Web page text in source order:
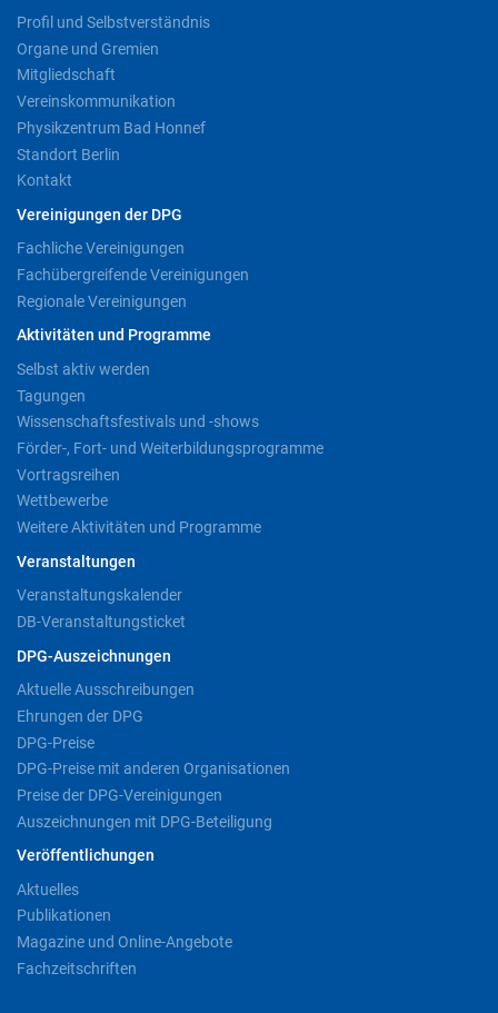
Profil und Selbstverständnis
Organe und Gremien
Mitgliedschaft
Vereinskommunikation
Physikzentrum Bad Honnef
Standort Berlin
Kontakt
Vereinigungen der DPG
Fachliche Vereinigungen
Fachübergreifende Vereinigungen
Regionale Vereinigungen
Aktivitäten und Programme
Selbst aktiv werden
Tagungen
Wissenschaftsfestivals und -shows
Förder-, Fort- und Weiterbildungsprogramme
Vortragsreihen
Wettbewerbe
Weitere Aktivitäten und Programme
Veranstaltungen
Veranstaltungskalender
DB-Veranstaltungsticket
DPG-Auszeichnungen
Aktuelle Ausschreibungen
Ehrungen der DPG
DPG-Preise
DPG-Preise mit anderen Organisationen
Preise der DPG-Vereinigungen
Auszeichnungen mit DPG-Beteiligung
Veröffentlichungen
Aktuelles
Publikationen
Magazine und Online-Angebote
Fachzeitschriften